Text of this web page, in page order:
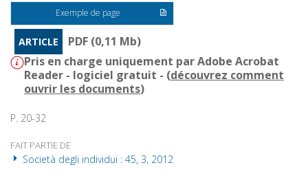
Exemple de page
ARTICLE
PDF (0,11 Mb)
Pris en charge uniquement par Adobe Acrobat
Reader - logiciel gratuit - (découvrez comment
ouvrir les documents)
P. 20-32
FAIT PARTIE DE
Società degli individui : 45, 3, 2012